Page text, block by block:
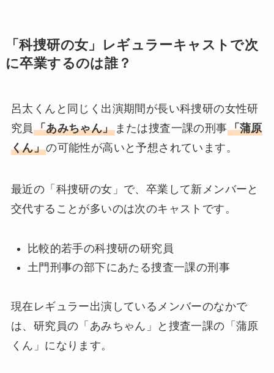
「科捜研の女」レギュラーキャストで次
に卒業するのは誰？
呂太くんと同じく出演期間が長い科捜研の女性研
究員 「あみちゃん」または捜査一課の刑事「蒲原
くん」の可能性が高いと予想されています。
最近の「科捜研の女」で、卒業して新メンバーと
交代することが多いのは次のキャストです。
比較的若手の科捜研の研究員
土門刑事の部下にあたる捜査一課の刑事
現在レギュラー出演しているメンバーのなかで
は、研究員の「あみちゃん」と捜査一課の「蒲原
くん」になります。